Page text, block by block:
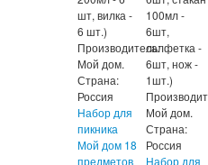
шт, вилка -
6 шт.)
Производитель:
Мой дом.
Страна:
Россия
Набор для
пикника
Мой дом 18
предметов
100мл -
6шт,
салфетка -
6шт, нож -
1шт.)
Мой дом.
Страна:
Россия
Набор для